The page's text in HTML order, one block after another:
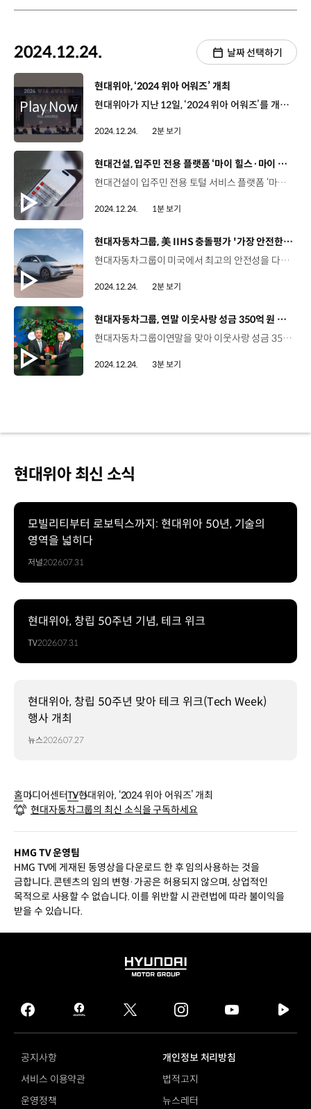
2024.12.24. 날짜 선택하기
[동영상]
현대위아, ‘2024 위아 어워즈’ 개최
현대위아가 지난 12일, ‘2024 위아 어워즈’를 개최해 올 한해 노력한 임직원들의 성과를 포상하는 시간을 가졌습니다. 올해로 2회째를 맞는 위아 어워즈에는 현대위아 정재욱 사장을 비롯해 온/오프라인으로 임직원 500여 명이 함께했으며, 국내는 물론 멕시코, 중국 등 해외법인에서도 많은 관심을 보였습니다. 이날 시상에서는 변화와 혁신 부문, 안전 부문, 올해의 위아다움상, 모범사원 등 6개 부문에서 총 16명이 수상의 영광을 안았습니다. 쉐어링 세션에서는 현대위아의 일하는 방식인 ‘위아다움’에 대한 생각을 공유하는 시간을 가졌는데요 ‘올해의 위아다움상’ 본부부문에서 수상한 구매본부가 위아다움 실천사례를 발표하고 해외법인은 영상을 통해 각 사업장에서 위아다움을 실천하는 모습을 보여줬습니다. 현대위아는 앞으로도 다양한 방법을 통해 구성원들의 우수한 성과를 적극 격려해 나갈 계획입니다.
2024.12.24. 2분 보기
[동영상]
현대건설, 입주민 전용 플랫폼 ‘마이 힐스·마이 디에이치’ 론칭
현대건설이 입주민 전용 토털 서비스 플랫폼 ‘마이 힐스(my HILLS)’와 ‘마이 디에이치(my THE H)’를 선보였습니다. ‘마이 힐스’와 ‘마이 디에이치’는 입주 전 분양이나 청약 정보부터 입주 후 A/S, 홈 IoT, 커뮤니티 등 총 38가지 주거서비스를 모바일 앱 하나로 관리할 수 있도록 한 현대건설만의 특화 서비스입니다. ‘마이 힐스’는 12월에 준공을 마치는 힐스테이트 관악센트씨엘부터, ‘마이 디에이치’는 내년 8월에 입주 예정인 디에이치 대치 에델루이부터 첫 적용될 예정인데요 현대건설은 이번 애플리케이션 론칭과 함께 차별화된 기술력과 세밀한 서비스로 고객 만족을 더욱 확장해 나갈 계획입니다.
2024.12.24. 1분 보기
[동영상]
현대자동차그룹, 美 IIHS 충돌평가 '가장 안전한 차' 최다 선정
현대자동차그룹이 미국에서 최고의 안전성을 다시 한번 입증했습니다. 현대자동차그룹은 미국 고속도로 안전보험협회(IIHS)가 현지시각 지난 17일 발표한 충돌평가에서 총 22개 차종이 ‘가장 안전한 차’에 선정되며 글로벌 자동차 그룹 기준 최다 기록을 달성했습니다. 브랜드 기준으로 현대자동차는 아이오닉 6, 아이오닉 5 등 총 9개 차종으로 전체 브랜드 2위를 차지했고, 제네시스는 G90, GV80 등 총 8개 차종으로 고급 브랜드 1위를 기록했습니다. 기아는 준중형 세단 ‘K4’가 TSP 등급에 새롭게 이름을 올리며 총 5개 차종이 TSP+와 TSP를 획득했는데요 K4는 ‘2025 북미 올해의 차’ 승용 부문의 최종 후보에 이름을 올린데 이어 TSP에도 선정되며 우수한 상품 경쟁력을 다시 한번 증명했습니다. 이번 결과는 올해부터 한층 강화된 IIHS의 충돌 평가 기준에서 우수한 성적을 거두며 충돌 안전과 예방 성능을 입증했다는 점에서 그 의미를 더하는데요. 현대자동차그룹은 앞으로도 고객 안전을 최우선 가치로 탑승자와 보행자 모두의 안전을 위해 노력해 나갈 계획입니다.
2024.12.24. 2분 보기
[동영상]
현대자동차그룹, 연말 이웃사랑 성금 350억 원 전달
현대자동차그룹이연말을 맞아 이웃사랑 성금 350억 원을 사회복지공동모금회에 전달했습니다. 지난 19일, 사회복지공동모금회 사랑의열매 회관에서는 현대자동차그룹 장재훈 사장, 한석원 부사장, 사회복지공동모금회 김병준 회장 등이 참석한 가운데 ‘희망2025나눔캠페인’ 성금 전달식이 진행됐습니다. 사회복지공동모금회는 연말연시 어려운 이웃을 돕기 위해 매년 12월 1일부터 다음해 1월 31일까지 ‘희망나눔캠페인’을 진행하고 있는데요. 현대자동차그룹은 2003년부터 매년, 사회복지공동모금회에 성금을 전달하며 뜻을 함께하고 있습니다. 장재훈 사장 / 현대자동차국민 여러분의 성원과 사랑으로 성장한 현대자동차그룹은 나눔을 통해 이웃을 돕고 다양한 사회 문제를 해결하는 것 역시 저희의 역할이라고 생각하고 있습니다. ‘희망2025나눔캠페인’의 이름처럼 현대자동차그룹의 연말 성금이 어려운 상황에 놓인 이웃들에게 희망이 되기를 기원하며 그 여정에 사회복지 공동모금회가 함께해 주시길 바라겠습니다. 현대자동차그룹은 기업의 사회적 책임을 인식하며 지속 가능한 미래를 위한 올바른 움직임을 계속해 나가겠습니다. 현대자동차그룹이 지난 22년간 사회복지공동모금회에 기탁한 성금은 누적 총액 4,290억 원인데요, 사회복지공동모금회에서도 현대자동차그룹의 나눔에 대해 감사를 표했습니다. 김병준 회장 / 사회복지공동모금회 현대자동차그룹이 우리 사회의 경제 안정과 성장에 중요한 축으로서 큰 기여를 하고 계신다는 점에서 감사의 말씀을 드립니다. 저희들은 그 뜻을 받들어서 정말 좋은 곳에 잘 쓰도록 하겠습니다. 현대자동차그룹은 연말을 맞아 이웃사랑 성금 전달과 더불어 다양한 CSR 활동을 펼치며 따뜻한 나눔을 실천하고 있는데요 현대엔지니어링 약 2억 3,000만 원, 현대건설 약 2억 2,000만 원, 현대모비스 1억 원 등 임직원 성금과 노사 공동 특별사회공헌기금 등을 사회복지공동모금회에 전달하고 기부에 동참했습니다. 또한, 현대자동차 울산공장은 저소득층 아동을 대상으로 식사와 선물을 제공하는 ‘파란 산타’ 프로그램을, 기아는 각 사업장 인근 지역에서 봉사활동을 펼치는 ‘무브온’ 프로젝트를 진행하고 있으며, 현대위아는 사업장 인근 복지시설에 밥차 1대를 포함해 차량 10대를 기증할 예정입니다.
2024.12.24. 3분 보기
현대위아 최신 소식
모빌리티부터 로보틱스까지: 현대위아 50년, 기술의
영역을 넓히다
저널2026.07.31
현대위아, 창립 50주년 기념, 테크 위크
TV2026.07.31
현대위아, 창립 50주년 맞아 테크 위크(Tech Week)
행사 개최
뉴스2026.07.27
홈미디어센터TV현대위아, ‘2024 위아 어워즈’ 개최
현대자동차그룹의 최신 소식을 구독하세요
HMG TV 운영팀
HMG TV에 게재된 동영상을 다운로드 한 후 임의사용하는 것을
금합니다. 콘텐츠의 임의 변형·가공은 허용되지 않으며, 상업적인
목적으로 사용할 수 없습니다. 이를 위반할 시 관련법에 따라 불이익을
받을 수 있습니다.
HYUNDAI
GROUP
facebook
hmg
journal
twitter instagram
tv
공지사항
개인정보 처리방침
서비스 이용약관
법적고지
운영정책
뉴스레터